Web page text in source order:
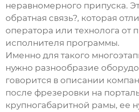
неравномерного припуска.
обратная связь?, которая
оператора или технолога от
исполнителя программы.
Именно для такого
нужно разнообразие
говорится в описании
после фрезеровки на
крупногабаритной рамы, ее